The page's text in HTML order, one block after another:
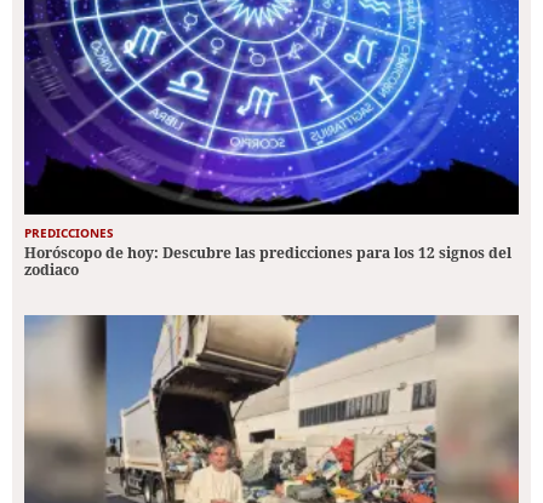
PREDICCIONES
Horóscopo de hoy: Descubre las predicciones para los 12 signos del
zodiaco